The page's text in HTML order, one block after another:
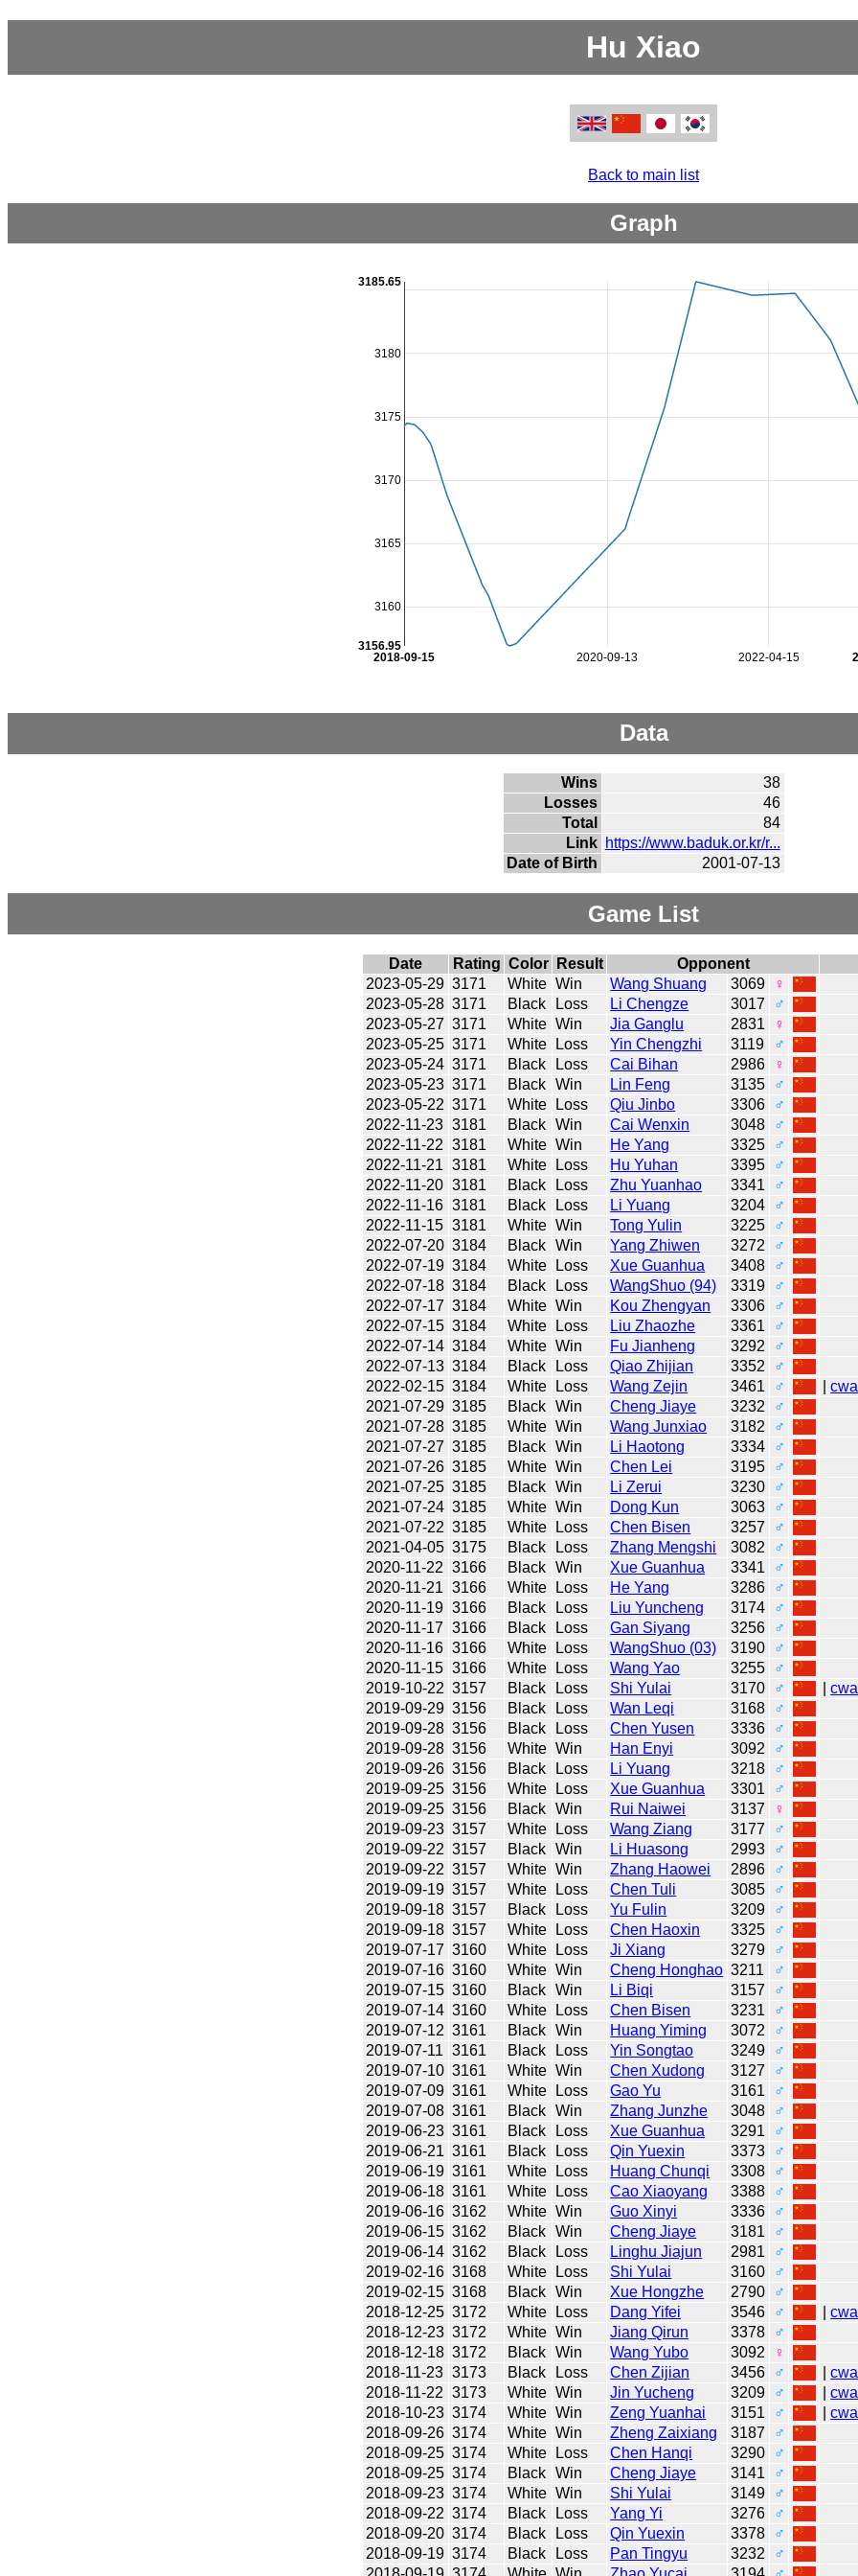
Hu Xiao
Back to main list
Graph
2020-09-13 2022-04-15
2018-09-15
3160
3165
3170
3175
3180
3156.95
3185.65
Data
Wins
38
Losses
46
Total
84
Link https://www.baduk.or.kr/r...
Date of Birth
2001-07-13
Game List
Date Rating Color Result Opponent
2023-05-29 3171 White Win Wang Shuang 3069
♀
2023-05-28 3171 Black Loss Li Chengze 3017
♂
2023-05-27 3171 White Win Jia Ganglu 2831
♀
2023-05-25 3171 White Loss Yin Chengzhi 3119
♂
2023-05-24 3171 Black Loss Cai Bihan 2986
♀
2023-05-23 3171 Black Win Lin Feng 3135
♂
2023-05-22 3171 White Loss Qiu Jinbo 3306
♂
2022-11-23 3181 Black Win Cai Wenxin 3048
♂
2022-11-22 3181 White Win He Yang 3325
♂
2022-11-21 3181 White Loss Hu Yuhan 3395
♂
2022-11-20 3181 Black Loss Zhu Yuanhao 3341
♂
2022-11-16 3181 Black Loss Li Yuang 3204
♂
2022-11-15 3181 White Win Tong Yulin 3225
♂
2022-07-20 3184 Black Win Yang Zhiwen 3272
♂
2022-07-19 3184 White Loss Xue Guanhua 3408
♂
2022-07-18 3184 Black Loss WangShuo (94) 3319
♂
2022-07-17 3184 White Win Kou Zhengyan 3306
♂
2022-07-15 3184 White Loss Liu Zhaozhe 3361
♂
2022-07-14 3184 White Win Fu Jianheng 3292
♂
2022-07-13 3184 Black Loss Qiao Zhijian 3352
♂
2022-02-15 3184 White Loss Wang Zejin 3461 ♂ |cwa
2021-07-29 3185 Black Win Cheng Jiaye 3232
♂
2021-07-28 3185 White Win Wang Junxiao 3182
♂
2021-07-27 3185 Black Win Li Haotong 3334
♂
2021-07-26 3185 White Win Chen Lei 3195
♂
2021-07-25 3185 Black Win Li Zerui 3230
♂
2021-07-24 3185 White Win Dong Kun 3063
♂
2021-07-22 3185 White Loss Chen Bisen 3257
♂
2021-04-05 3175 Black Loss Zhang Mengshi 3082
♂
2020-11-22 3166 Black Win Xue Guanhua 3341
♂
2020-11-21 3166 White Loss He Yang 3286
♂
2020-11-19 3166 Black Loss Liu Yuncheng 3174
♂
2020-11-17 3166 Black Loss Gan Siyang 3256
♂
2020-11-16 3166 White Loss WangShuo (03) 3190
♂
2020-11-15 3166 White Loss Wang Yao 3255
♂
2019-10-22 3157 Black Loss Shi Yulai 3170 ♂ |cwa
2019-09-29 3156 Black Loss Wan Leqi 3168
♂
2019-09-28 3156 Black Loss Chen Yusen 3336
♂
2019-09-28 3156 White Win Han Enyi 3092
♂
2019-09-26 3156 Black Loss Li Yuang 3218
♂
2019-09-25 3156 White Loss Xue Guanhua 3301
♂
2019-09-25 3156 Black Win Rui Naiwei 3137
♀
2019-09-23 3157 White Loss Wang Ziang 3177
♂
2019-09-22 3157 Black Win Li Huasong 2993
♂
2019-09-22 3157 White Win Zhang Haowei 2896
♂
2019-09-19 3157 White Loss Chen Tuli 3085
♂
2019-09-18 3157 Black Loss Yu Fulin 3209
♂
2019-09-18 3157 White Loss Chen Haoxin 3325
♂
2019-07-17 3160 White Loss Ji Xiang 3279
♂
2019-07-16 3160 White Win Cheng Honghao 3211
♂
2019-07-15 3160 Black Win Li Biqi 3157
♂
2019-07-14 3160 White Loss Chen Bisen 3231
♂
2019-07-12 3161 Black Win Huang Yiming 3072
♂
2019-07-11 3161 Black Loss Yin Songtao 3249
♂
2019-07-10 3161 White Win Chen Xudong 3127
♂
2019-07-09 3161 White Loss Gao Yu 3161
♂
2019-07-08 3161 Black Win Zhang Junzhe 3048
♂
2019-06-23 3161 Black Loss Xue Guanhua 3291
♂
2019-06-21 3161 Black Loss Qin Yuexin 3373
♂
2019-06-19 3161 White Loss Huang Chunqi 3308
♂
2019-06-18 3161 White Loss Cao Xiaoyang 3388
♂
2019-06-16 3162 White Win Guo Xinyi 3336
♂
2019-06-15 3162 Black Win Cheng Jiaye 3181
♂
2019-06-14 3162 Black Loss Linghu Jiajun 2981
♂
2019-02-16 3168 White Loss Shi Yulai 3160
♂
2019-02-15 3168 Black Win Xue Hongzhe 2790
♂
2018-12-25 3172 White Loss Dang Yifei 3546 ♂ |cwa
2018-12-23 3172 White Win Jiang Qirun 3378
♂
2018-12-18 3172 Black Win Wang Yubo 3092
♀
2018-11-23 3173 Black Loss Chen Zijian 3456 ♂ |cwa
2018-11-22 3173 White Win Jin Yucheng 3209 ♂ |cwa
2018-10-23 3174 White Win Zeng Yuanhai 3151 ♂ |cwa
2018-09-26 3174 White Win Zheng Zaixiang 3187
♂
2018-09-25 3174 White Loss Chen Hanqi 3290
♂
2018-09-25 3174 Black Win Cheng Jiaye 3141
♂
2018-09-23 3174 White Win Shi Yulai 3149
♂
2018-09-22 3174 Black Loss Yang Yi 3276
♂
2018-09-20 3174 Black Loss Qin Yuexin 3378
♂
2018-09-19 3174 Black Loss Pan Tingyu 3232
♂